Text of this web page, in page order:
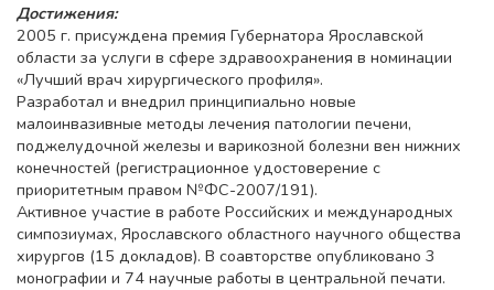
Достижения:
2005 г. присуждена премия Губернатора Ярославской
области за услуги в сфере здравоохранения в номинации
«Лучший врач хирургического профиля».
Разработал и внедрил принципиально новые
малоинвазивные методы лечения патологии печени,
поджелудочной железы и варикозной болезни вен нижних
конечностей (регистрационное удостоверение с
приоритетным правом №ФС-2007/191).
Активное участие в работе Российских и международных
симпозиумах, Ярославского областного научного общества
хирургов (15 докладов). В соавторстве опубликовано 3
монографии и 74 научные работы в центральной печати.